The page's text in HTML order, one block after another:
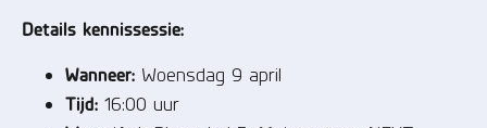
Details kennissessie:
Wanneer: Woensdag 9 april
Tijd: 16:00 uur